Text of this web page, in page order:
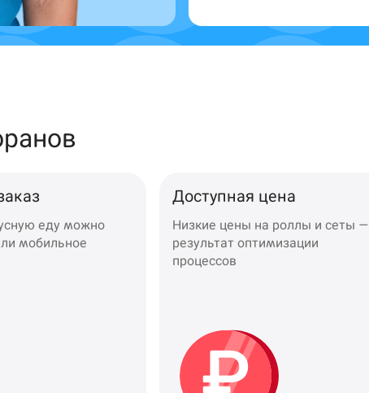
еду можно
мобильное
Доступная цена
Низкие цены на роллы и сеты —
результат оптимизации
процессов